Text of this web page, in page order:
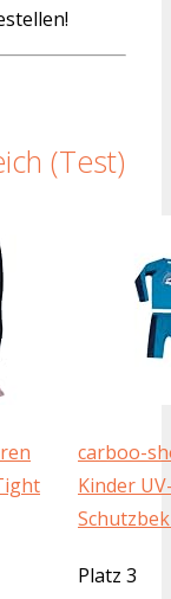
(Test)
carboo-
Kinder
Platz 3